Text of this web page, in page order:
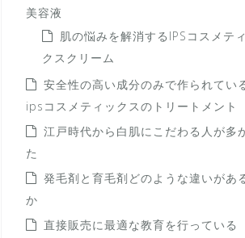
美容液
肌の悩みを解消するIPSコスメテ
クスクリーム
安全性の高い成分のみで作られてい
ipsコスメティックスのトリートメント
江戸時代から白肌にこだわる人が多
た
発毛剤と育毛剤どのような違いがあ
か
直接販売に最適な教育を行っている